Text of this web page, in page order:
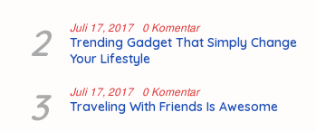
2 Juli 17, 2017 0 Komentar
Trending Gadget That Simply Change
Your Lifestyle
3 Juli 17, 2017 0 Komentar
Traveling With Friends Is Awesome